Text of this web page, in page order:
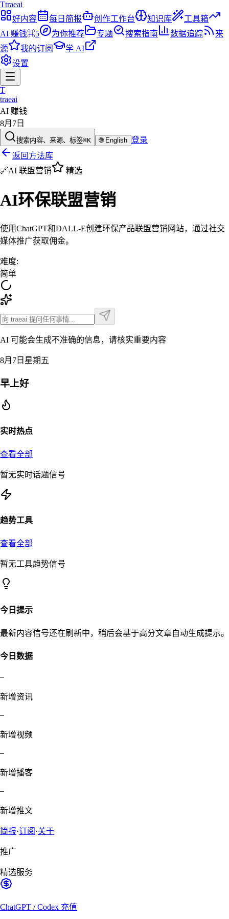
Ttraeai
好内容
每日简报 创作工作台 知识库
工具箱
AI 赚钱⌘5 为你推荐 专题 搜索指南 数据追踪
来
源
我的订阅
学 AI
设置
T
traeai
AI 赚钱
8月7日
搜索内容、来源、标签⌘K 🌐 English 登录
返回方法库
🔗AI 联盟营销 精选
AI环保联盟营销
使用ChatGPT和DALL-E创建环保产品联盟营销网站，通过社交
媒体推广获取佣金。
难度:
简单
AI 可能会生成不准确的信息，请核实重要内容
8月7日星期五
早上好
实时热点
查看全部
暂无实时话题信号
趋势工具
查看全部
暂无工具趋势信号
今日提示
最新内容信号还在刷新中，稍后会基于高分文章自动生成提示。
今日数据
–
新增资讯
–
新增视频
–
新增播客
–
新增推文
简报·订阅 ·关于
推广
精选服务
ChatGPT / Codex 充值